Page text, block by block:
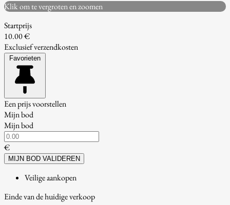
Klik om te vergroten en zoomen
Startprijs
10.00 €
Exclusief verzendkosten
Favorieten
Een prijs voorstellen
Mijn bod
Mijn bod
€
MIJN BOD VALIDEREN
Veilige aankopen
Einde van de huidige verkoop